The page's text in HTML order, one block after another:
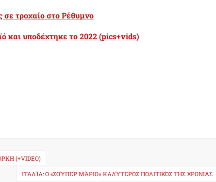
τροχαίο στο Ρέθυμνο
και υποδέχτηκε το 2022 (pics+vids)
(+VIDEO)
ΙΤΑΛΊΑ: Ο «ΣΟΎΠΕΡ ΜΆΡΙΟ» ΚΑΛΎΤΕΡΟΣ ΠΟΛΙΤΙΚΌΣ ΤΗΣ ΧΡΟΝΙΆΣ